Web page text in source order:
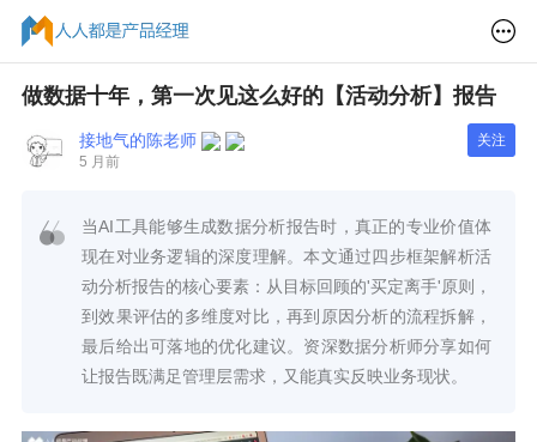
做数据十年，第一次见这么好的【活动分析】报告
接地气的陈老师
5 月前
关注
当AI工具能够生成数据分析报告时，真正的专业价值体
现在对业务逻辑的深度理解。本文通过四步框架解析活
动分析报告的核心要素：从目标回顾的'买定离手'原则，
到效果评估的多维度对比，再到原因分析的流程拆解，
最后给出可落地的优化建议。资深数据分析师分享如何
让报告既满足管理层需求，又能真实反映业务现状。